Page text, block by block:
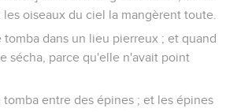
oiseaux du ciel la mangèrent toute.
tomba dans un lieu pierreux ; et quand
sécha, parce qu'elle n'avait point
tomba entre des épines ; et les épines